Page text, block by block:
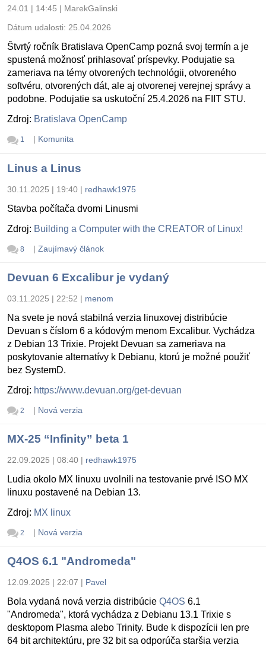
24.01 | 14:45 | MarekGalinski
Dátum udalosti: 25.04.2026
Štvrtý ročník Bratislava OpenCamp pozná svoj termín a je
spustená možnosť prihlasovať príspevky. Podujatie sa
zameriava na témy otvorených technológii, otvoreného
softvéru, otvorených dát, ale aj otvorenej verejnej správy a
podobne. Podujatie sa uskutoční 25.4.2026 na FIIT STU.
Zdroj: Bratislava OpenCamp
1 | Komunita
Linus a Linus
30.11.2025 | 19:40 | redhawk1975
Stavba počítača dvomi Linusmi
Zdroj: Building a Computer with the CREATOR of Linux!
8 | Zaujímavý článok
Devuan 6 Excalibur je vydaný
03.11.2025 | 22:52 | menom
Na svete je nová stabilná verzia linuxovej distribúcie
Devuan s číslom 6 a kódovým menom Excalibur. Vychádza
z Debian 13 Trixie. Projekt Devuan sa zameriava na
poskytovanie alternatívy k Debianu, ktorú je možné použiť
bez SystemD.
Zdroj: https://www.devuan.org/get-devuan
2 | Nová verzia
MX-25 “Infinity” beta 1
22.09.2025 | 08:40 | redhawk1975
Ludia okolo MX linuxu uvolnili na testovanie prvé ISO MX
linuxu postavené na Debian 13.
Zdroj: MX linux
2 | Nová verzia
Q4OS 6.1 "Andromeda"
12.09.2025 | 22:07 | Pavel
Bola vydaná nová verzia distribúcie Q4OS 6.1
"Andromeda", ktorá vychádza z Debianu 13.1 Trixie s
desktopom Plasma alebo Trinity. Bude k dispozícii len pre
64 bit architektúru, pre 32 bit sa odporúča staršia verzia